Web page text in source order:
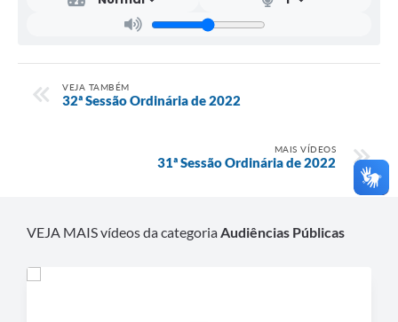
VEJA TAMBÉM
32ª Sessão Ordinária de 2022
MAIS VÍDEOS
31ª Sessão Ordinária de 2022
VEJA MAIS vídeos da categoriaAudiências Públicas